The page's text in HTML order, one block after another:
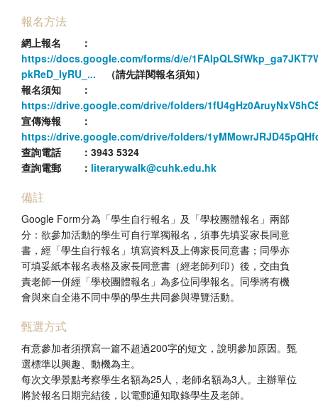
報名方法
網上報名 ：
https://docs.google.com/forms/d/e/
pkReD_IyRU_... （請先詳閱報名須知）
報名須知 ：
https://drive.google.com/drive/folders/
宣傳海報 ：
https://drive.google.com/drive/folders/
查詢電話 ： 3943 5324
查詢電郵 ： literarywalk@cuhk.edu.hk
備註
Google Form分為「學生自行報名」及「學校團體報名」兩部
分：欲參加活動的學生可自行單獨報名，須事先填妥家長同意
書，經「學生自行報名」填寫資料及上傳家長同意書；同學亦
可填妥紙本報名表格及家長同意書（經老師列印）後，交由負
責老師一併經「學校團體報名」為多位同學報名。同學將有機
會與來自全港不同中學的學生共同參與導覽活動。
甄選方式
有意參加者須撰寫一篇不超過200字的短文，說明參加原因。甄
選標準以興趣、動機為主。
每次文學景點考察學生名額為25人，老師名額為3人。主辦單位
將於報名日期完結後，以電郵通知取錄學生及老師。